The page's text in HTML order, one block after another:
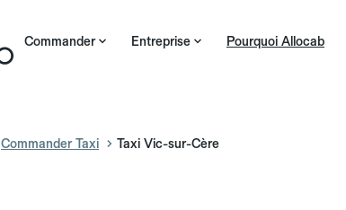
Commander Entreprise Pourquoi Allocab
Commander Taxi Taxi Vic-sur-Cère